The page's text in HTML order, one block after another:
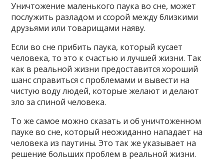
Уничтожение маленького паука во сне, может
послужить разладом и ссорой между близкими
друзьями или товарищами наяву.
Если во сне прибить паука, который кусает
человека, то это к счастью и лучшей жизни. Так
как в реальной жизни предоставится хороший
шанс справиться с проблемами и вывести на
чистую воду людей, которые желают и делают
зло за спиной человека.
То же самое можно сказать и об уничтоженном
пауке во сне, который неожиданно нападает на
человека из паутины. Это так же указывает на
решение больших проблем в реальной жизни.